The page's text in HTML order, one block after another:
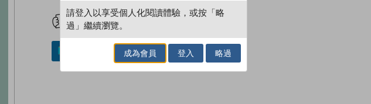
試閲 加入閱讀紀錄
加入／閱讀電子書
請登入以享受個人化閱讀體驗，或按「略
過」繼續瀏覽。
成為會員 登入 略過